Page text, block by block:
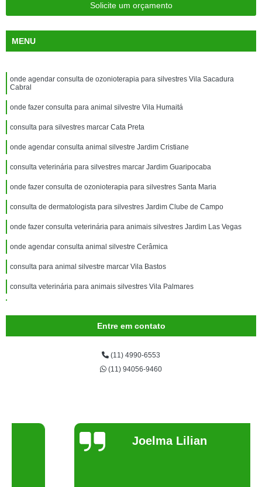
Solicite um orçamento
MENU
onde agendar consulta de ozonioterapia para silvestres Vila Sacadura
Cabral
onde fazer consulta para animal silvestre Vila Humaitá
consulta para silvestres marcar Cata Preta
onde agendar consulta animal silvestre Jardim Cristiane
consulta veterinária para silvestres marcar Jardim Guaripocaba
onde fazer consulta de ozonioterapia para silvestres Santa Maria
consulta de dermatologista para silvestres Jardim Clube de Campo
onde fazer consulta veterinária para animais silvestres Jardim Las Vegas
onde agendar consulta animal silvestre Cerâmica
consulta para animal silvestre marcar Vila Bastos
consulta veterinária para animais silvestres Vila Palmares
consulta médica veterinária para silvestres marcar Vila Scarpelli
consulta para silvestres Sítio dos Teco
onde fazer consulta veterinária para animais silvestres Jardim Guarará
onde fazer consulta para animais silvestres Parque do Pedroso
Entre em contato
(11) 4990-6553
(11) 94056-9460
Joelma Lilian